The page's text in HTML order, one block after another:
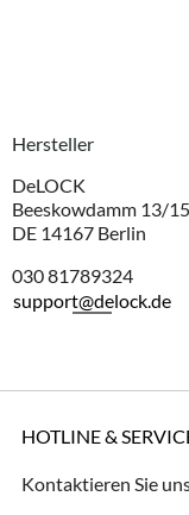
Hersteller
DeLOCK
Beeskowdamm 13/15
DE 14167 Berlin
030 81789324
support@delock.de
HOTLINE &
Kontaktieren Sie